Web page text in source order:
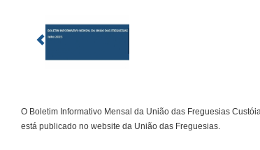
O Boletim Informativo Mensal da União das Freguesias
está publicado no website da União das Freguesias.